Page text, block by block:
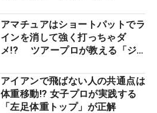
アマチュアはショートパットでラ
インを消して強く打っちゃダ
メ!? ツアープロが教える「ジ
減するワケ
アイアンで飛ばない人の共通点は
体重移動!? 女子プロが実践する
「左足体重トップ」が正解